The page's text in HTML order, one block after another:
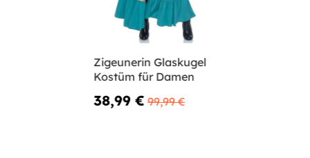
Zigeunerin Glaskugel
Kostüm für Damen
38,99 € 99,99 €